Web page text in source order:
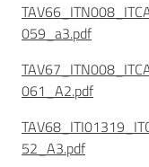
059_a3.pdf
061_A2.pdf
52_A3.pdf